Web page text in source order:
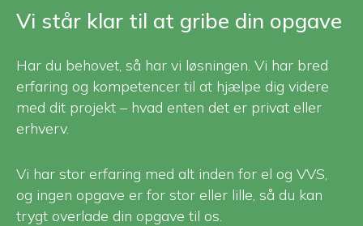
Vi står klar til at gribe din opgave
Har du behovet, så har vi løsningen. Vi har bred
erfaring og kompetencer til at hjælpe dig videre
med dit projekt – hvad enten det er privat eller
erhverv.
Vi har stor erfaring med alt inden for el og VVS,
og ingen opgave er for stor eller lille, så du kan
trygt overlade din opgave til os.